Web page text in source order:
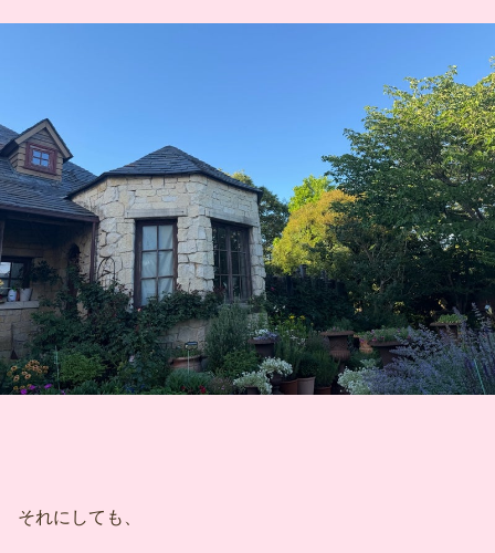
それにしても、